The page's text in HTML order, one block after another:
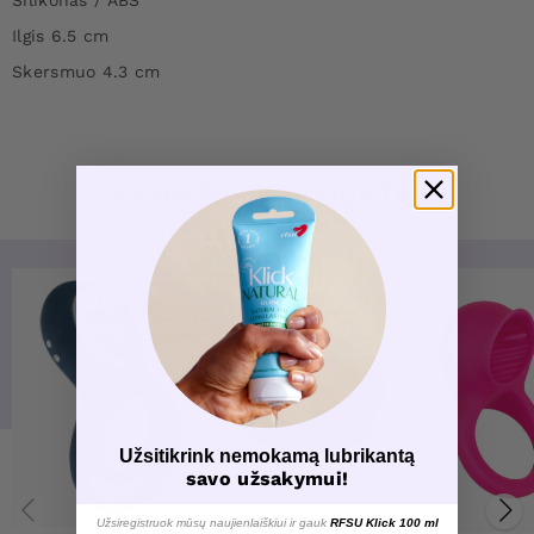
Ilgis 6.5 cm
Skersmuo 4.3 cm
PANAŠŪS PRODUKTAI
Užsitikrink nemokamą lubrikantą
savo užsakymui!
Užsiregistruok mūsų naujienlaiškiui ir gauk RFSU Klick 100 ml